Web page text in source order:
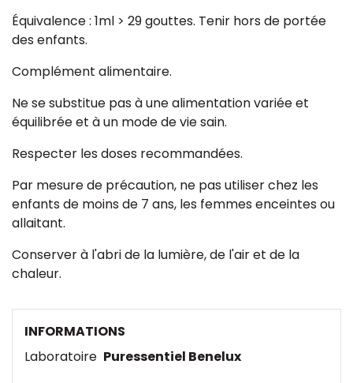
Équivalence : 1ml > 29 gouttes. Tenir hors de portée
des enfants.
Complément alimentaire.
Ne se substitue pas à une alimentation variée et
équilibrée et à un mode de vie sain.
Respecter les doses recommandées.
Par mesure de précaution, ne pas utiliser chez les
enfants de moins de 7 ans, les femmes enceintes ou
allaitant.
Conserver à l'abri de la lumière, de l'air et de la
chaleur.
INFORMATIONS
Laboratoire Puressentiel Benelux